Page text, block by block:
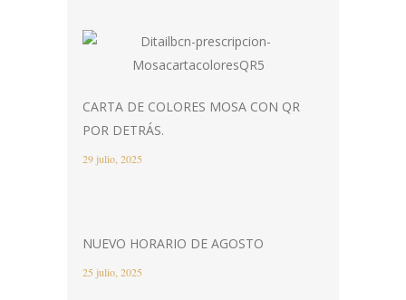
CARTA DE COLORES MOSA CON QR
POR DETRÁS.
29 julio, 2025
NUEVO HORARIO DE AGOSTO
25 julio, 2025